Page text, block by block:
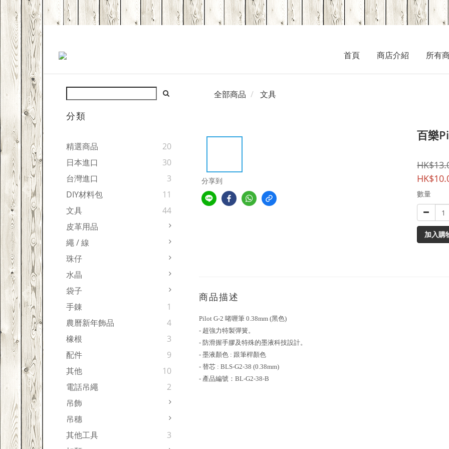
首頁 商店介紹 所有
分類
精選商品
20
日本進口
30
台灣進口
3
DIY材料包
11
文具
44
皮革用品
繩 / 線
珠仔
水晶
袋子
手錬
1
農曆新年飾品
4
橡根
3
配件
9
其他
10
電話吊繩
2
吊飾
吊穗
其他工具
3
全部商品 文具
分享到
百樂
數量
加入購
商品描述
Pilot G-2 啫喱筆 0.38mm (黑色)
- 超強力特製彈簧。
- 防滑握手膠及特殊的墨液科技設計。
- 墨液顏色 : 跟筆桿顏色
- 替芯 : BLS-G2-38 (0.38mm)
- 產品編號：BL-G2-38-B